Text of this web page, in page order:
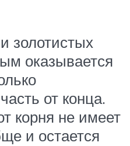
золотистых
оказывается
от конца.
корня не имеет
и остается